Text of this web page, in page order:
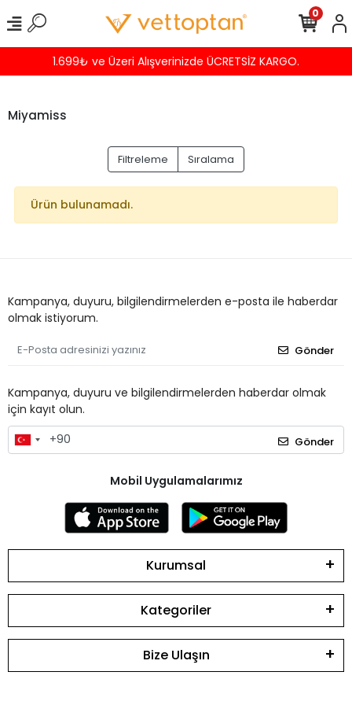
1.699₺ ve Üzeri Alışverinizde ÜCRETSİZ KARGO.
0
Miyamiss
Filtreleme Sıralama
Ürün bulunamadı.
Kampanya, duyuru, bilgilendirmelerden e-posta ile haberdar
olmak istiyorum.
Gönder
Kampanya, duyuru ve bilgilendirmelerden haberdar olmak
için kayıt olun.
Gönder
Mobil Uygulamalarımız
Kurumsal
Kategoriler
Bize Ulaşın